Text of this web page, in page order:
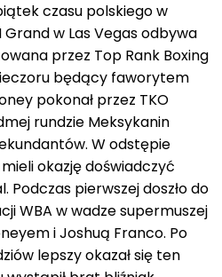
czasu polskiego w
w Las Vegas odbywa
przez Top Rank Boxing
będący faworytem
pokonał przez TKO
rundzie Meksykanin
W odstępie
okazję doświadczyć
pierwszej doszło do
WBA w wadze supermuszej
i Joshuą Franco. Po
lepszy okazał się ten